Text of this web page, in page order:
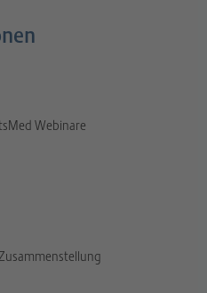
Webinare